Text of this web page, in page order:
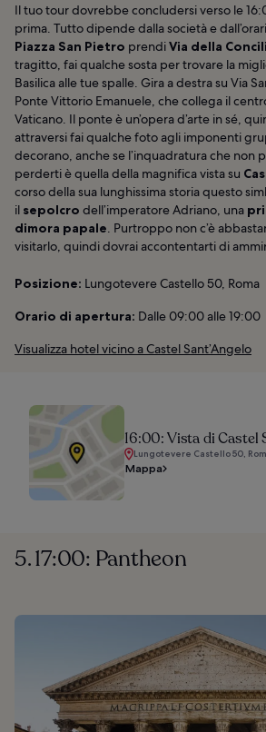
Il tuo tour dovrebbe concludersi verso le
prima. Tutto dipende dalla società e
Piazza San Pietro prendiVia della
tragitto, fai qualche sosta per trovare la
Basilica alle tue spalle. Gira a destra su Via
Ponte Vittorio Emanuele, che collega il
Vaticano. Il ponte è un’opera d’arte in sé,
attraversi fai qualche foto agli imponenti
decorano, anche se l’inquadratura che non
perderti è quella della magnifica vista su
corso della sua lunghissima storia questo
il sepolcro dell’imperatore Adriano, una
dimora papale. Purtroppo non c’è
visitarlo, quindi dovrai accontentarti di
Posizione: Lungotevere Castello 50, Roma
Orario di apertura: Dalle 09:00 alle 19:00
Visualizza hotel vicino a Castel Sant’Angelo
16:00: Vista di Castel
Lungotevere Castello 50,
Mappa
5. 17:00: Pantheon